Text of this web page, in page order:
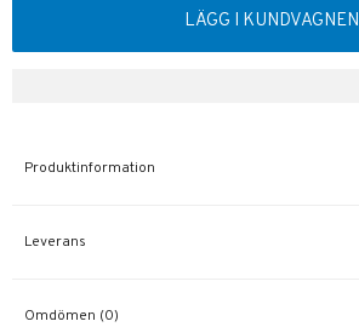
LÄGG I KUNDVAGNEN
Produktinformation
Leverans
Omdömen (0)